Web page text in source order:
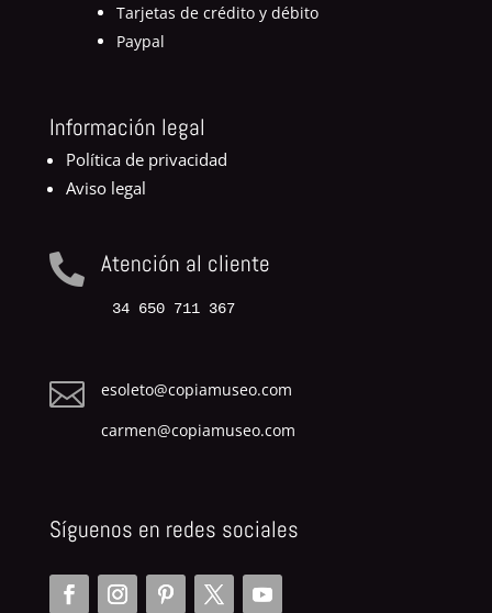
Tarjetas de crédito y débito
Paypal
Información legal
Política de privacidad
Aviso legal
 Atención al cliente
34 650 711 367

esoleto@copiamuseo.com
carmen@copiamuseo.com
Síguenos en redes sociales